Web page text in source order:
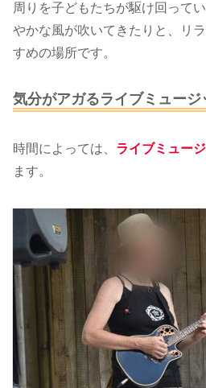
周りを子どもたちが駆け回って
やかな風が吹いてきたりと、リ
すめの場所です。
気分がアガるライブミュージ
時間によっては、 ライブミュー
ます。